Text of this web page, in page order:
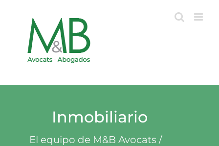
Inmobiliario
El equipo de M&B Avocats /